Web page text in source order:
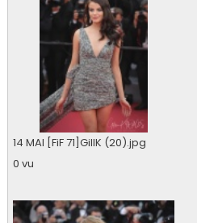
14 MAI [FiF 71]GillK (20).jpg
0 vu